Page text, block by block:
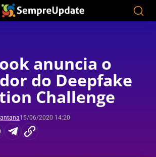
anuncia o
do Deepfake
Challenge
15/06/2020 14:20